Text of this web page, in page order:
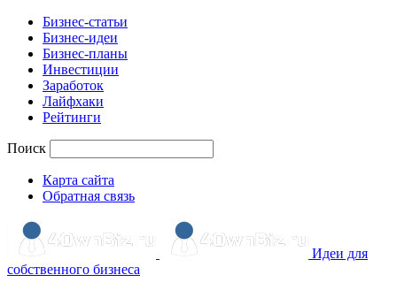
Бизнес-статьи
Бизнес-идеи
Бизнес-планы
Инвестиции
Заработок
Лайфхаки
Рейтинги
Поиск
Карта сайта
Обратная связь
Идеи для
собственного бизнеса